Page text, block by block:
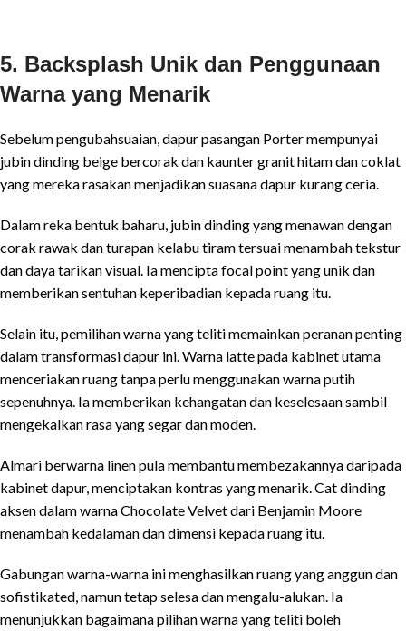
5. Backsplash Unik dan Penggunaan
Warna yang Menarik
Sebelum pengubahsuaian, dapur pasangan Porter mempunyai
jubin dinding beige bercorak dan kaunter granit hitam dan coklat
yang mereka rasakan menjadikan suasana dapur kurang ceria.
Dalam reka bentuk baharu, jubin dinding yang menawan dengan
corak rawak dan turapan kelabu tiram tersuai menambah tekstur
dan daya tarikan visual. Ia mencipta focal point yang unik dan
memberikan sentuhan keperibadian kepada ruang itu.
Selain itu, pemilihan warna yang teliti memainkan peranan penting
dalam transformasi dapur ini. Warna latte pada kabinet utama
menceriakan ruang tanpa perlu menggunakan warna putih
sepenuhnya. Ia memberikan kehangatan dan keselesaan sambil
mengekalkan rasa yang segar dan moden.
Almari berwarna linen pula membantu membezakannya daripada
kabinet dapur, menciptakan kontras yang menarik. Cat dinding
aksen dalam warna Chocolate Velvet dari Benjamin Moore
menambah kedalaman dan dimensi kepada ruang itu.
Gabungan warna-warna ini menghasilkan ruang yang anggun dan
sofistikated, namun tetap selesa dan mengalu-alukan. Ia
menunjukkan bagaimana pilihan warna yang teliti boleh